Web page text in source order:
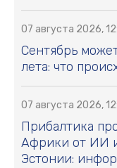
07 августа 2026,
Сентябрь
лета: что
07 августа 2026,
Прибалтика
Африки от ИИ
Эстонии: